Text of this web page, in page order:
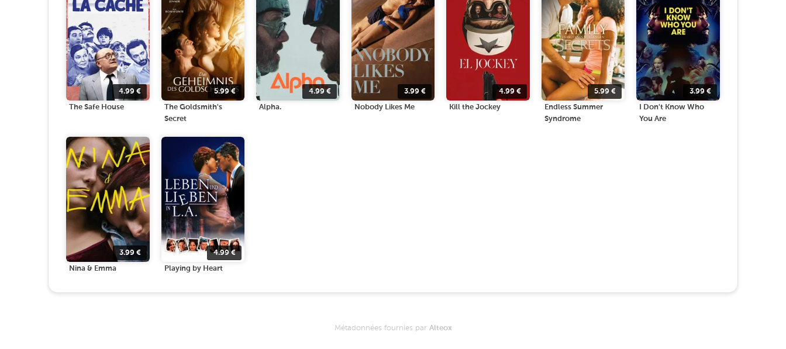
4.99€
The Safe House
5.99€
The Goldsmith's
Secret
4.99€
Alpha.
3.99 €
Nobody Likes Me
4.99€
Kill the Jockey
5.99 €
Endless Summer
Syndrome
3.99€
I Don't Know Who
You Are
3.99€
Nina & Emma
4.99€
Playing by Heart
Métadonnées fournies par Alteox